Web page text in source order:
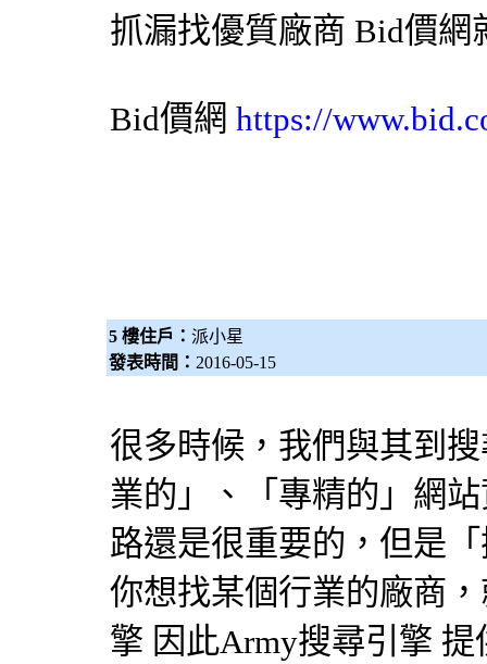
抓漏找優質廠商 Bid價網
Bid價網 https://
5 樓住戶： 派小星
發表時間： 2016-05-15
很多時候，我們與其到
業的」、「專精的」網
路還是很重要的，但是
你想找某個行業的廠商
擎 因此Army搜尋引擎 提